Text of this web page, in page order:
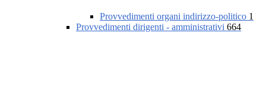
Provvedimenti organi indirizzo-politico 1
Provvedimenti dirigenti - amministrativi 664